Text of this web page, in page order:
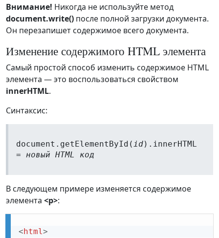
Внимание! Никогда не используйте метод
document.write() после полной загрузки документа.
Он перезапишет содержимое всего документа.
Изменение содержимого HTML элемента
Самый простой способ изменить содержимое HTML
элемента — это воспользоваться свойством
innerHTML.
Синтаксис:
document.getElementById(id).innerHTML
= новый HTML код
В следующем примере изменяется содержимое
элемента <p>:
< html>